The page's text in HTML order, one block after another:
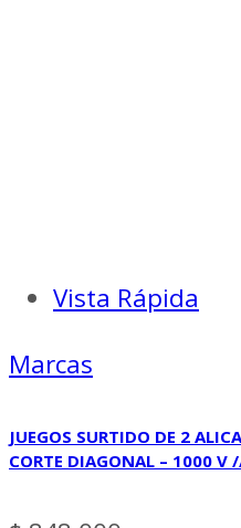
Vista Rápida
Marcas
JUEGOS SURTIDO DE 2
CORTE DIAGONAL – 1000 V